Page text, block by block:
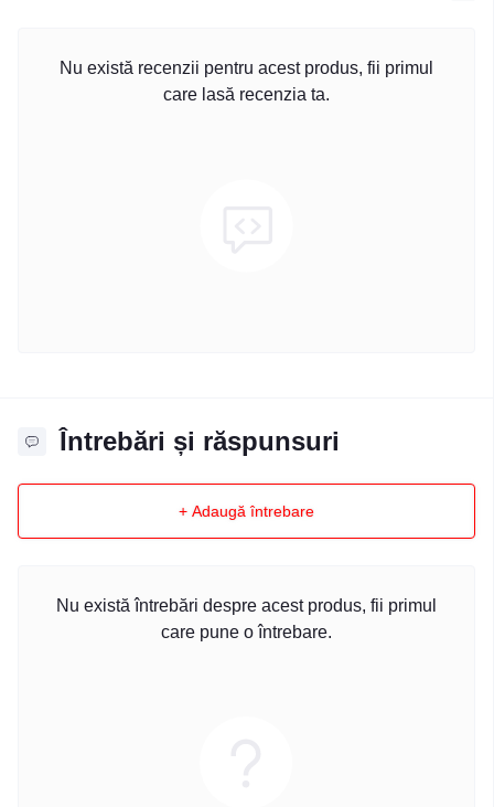
Nu există recenzii pentru acest produs, fii primul
care lasă recenzia ta.
Întrebări și răspunsuri
+ Adaugă întrebare
Nu există întrebări despre acest produs, fii primul
care pune o întrebare.